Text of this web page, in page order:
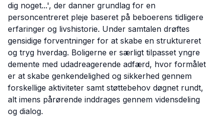
dig noget...', der danner grundlag for en
personcentreret pleje baseret på beboerens tidligere
erfaringer og livshistorie. Under samtalen drøftes
gensidige forventninger for at skabe en struktureret
og tryg hverdag. Boligerne er særligt tilpasset yngre
demente med udadreagerende adfærd, hvor formålet
er at skabe genkendelighed og sikkerhed gennem
forskellige aktiviteter samt støttebehov døgnet rundt,
alt imens pårørende inddrages gennem vidensdeling
og dialog.